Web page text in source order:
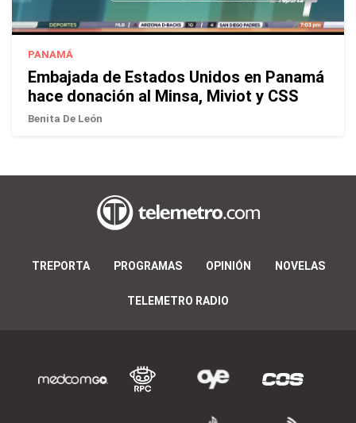
PANAMÁ
Embajada de Estados Unidos en Panamá
hace donación al Minsa, Miviot y CSS
Benita De León
TREPORTA PROGRAMAS OPINIÓN NOVELAS
TELEMETRO RADIO